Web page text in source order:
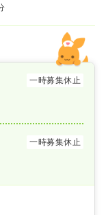
一時募集休止
一時募集休止